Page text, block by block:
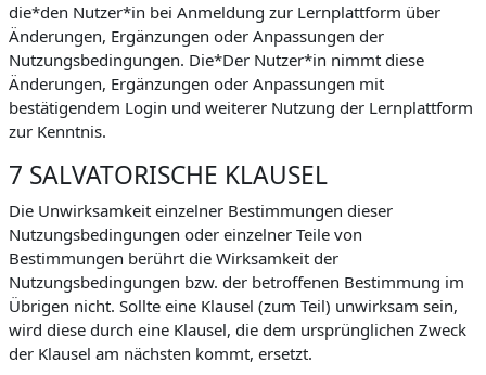
die*den Nutzer*in bei Anmeldung zur Lernplattform über
Änderungen, Ergänzungen oder Anpassungen der
Nutzungsbedingungen. Die*Der Nutzer*in nimmt diese
Änderungen, Ergänzungen oder Anpassungen mit
bestätigendem Login und weiterer Nutzung der Lernplattform
zur Kenntnis.
7 SALVATORISCHE KLAUSEL
Die Unwirksamkeit einzelner Bestimmungen dieser
Nutzungsbedingungen oder einzelner Teile von
Bestimmungen berührt die Wirksamkeit der
Nutzungsbedingungen bzw. der betroffenen Bestimmung im
Übrigen nicht. Sollte eine Klausel (zum Teil) unwirksam sein,
wird diese durch eine Klausel, die dem ursprünglichen Zweck
der Klausel am nächsten kommt, ersetzt.